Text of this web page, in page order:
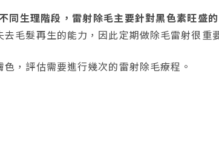
生理階段，雷射除毛主要針對黑色素旺盛
毛髮再生的能力，因此定期做除毛雷射很重
，評估需要進行幾次的雷射除毛療程。